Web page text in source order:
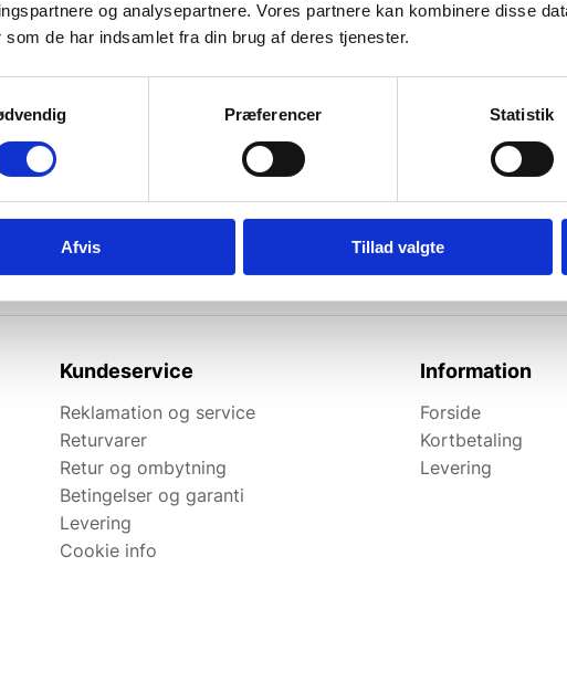
og analysepartnere. Vores partnere kan kombinere disse
som de har indsamlet fra din brug af deres tjenester.
Præferencer Statistik
Afvis Tillad valgte
og vær først til de bedste tilbud.
sender kun relevante tilbud og
Kundeservice
Reklamation og service
Returvarer
Retur og ombytning
Betingelser og garanti
Levering
Cookie info
Information
Forside
Kortbetaling
Levering